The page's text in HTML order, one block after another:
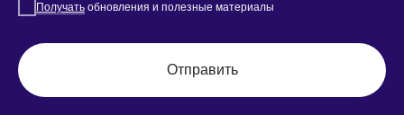
Получать обновления и полезные материалы
Отправить